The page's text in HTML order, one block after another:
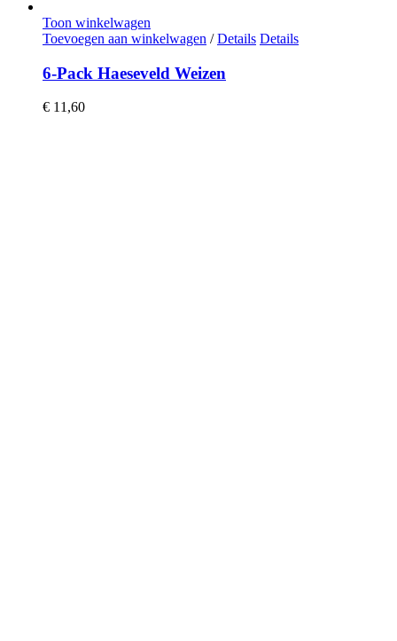
Toon winkelwagen
Toevoegen aan winkelwagen / Details Details
6-Pack Haeseveld Weizen
€ 11,60